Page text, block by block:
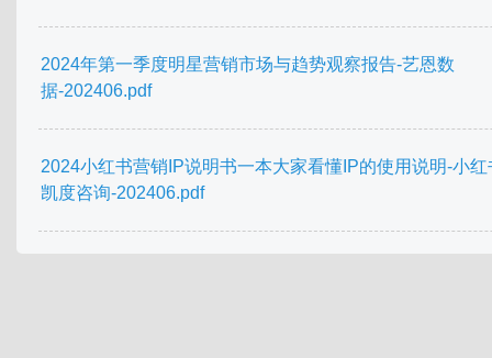
2024年第一季度明星营销市场与趋势观察报告-艺恩数
据-202406.pdf
2024小红书营销IP说明书一本大家看懂IP的使用说明-小红
凯度咨询-202406.pdf